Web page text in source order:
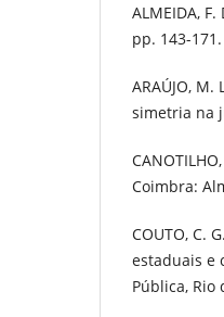
ALMEIDA,
pp. 143-
ARAÚJO,
simetria na
Coimbra:
COUTO, C.
estaduais e
Pública, Rio